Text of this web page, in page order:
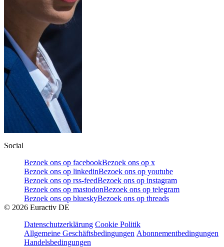
Social
Bezoek ons op facebookBezoek ons op x
Bezoek ons op linkedinBezoek ons op youtube
Bezoek ons op rss-feedBezoek ons op instagram
Bezoek ons op mastodonBezoek ons op telegram
Bezoek ons op blueskyBezoek ons op threads
© 2026 Euractiv DE
Datenschutzerklärung Cookie Politik
Allgemeine Geschäftsbedingungen Abonnementbedingungen
Handelsbedingungen